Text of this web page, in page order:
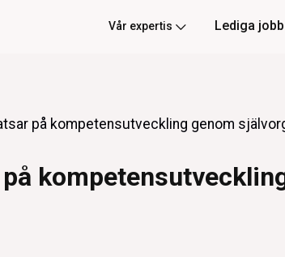
Vår expertis Lediga jobb
på kompetensutveckling genom